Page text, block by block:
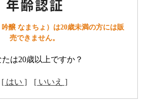
醸 なまちょ）は20歳未満の方には販
売できません。
たは20歳以上ですか？
[ はい ] [ いいえ ]